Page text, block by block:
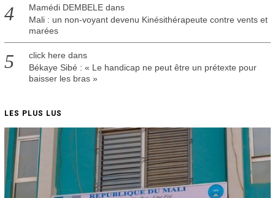
Mamédi DEMBELEdans
Mali : un non-voyant devenu Kinésithérapeute contre vents et
marées
click here dans
Békaye Sibé : « Le handicap ne peut être un prétexte pour
baisser les bras »
LES PLUS LUS